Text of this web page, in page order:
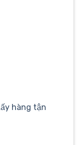
hàng tận